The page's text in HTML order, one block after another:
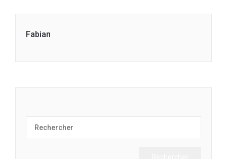
Fabian